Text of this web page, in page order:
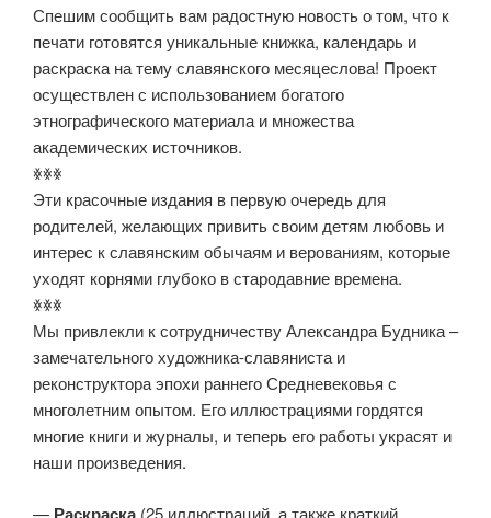
Спешим сообщить вам радостную новость о том, что к
печати готовятся уникальные книжка, календарь и
раскраска на тему славянского месяцеслова! Проект
осуществлен с использованием богатого
этнографического материала и множества
академических источников.
ꏍꏍꏍ
Эти красочные издания в первую очередь для
родителей, желающих привить своим детям любовь и
интерес к славянским обычаям и верованиям, которые
уходят корнями глубоко в стародавние времена.
ꏍꏍꏍ
Мы привлекли к сотрудничеству Александра Будника –
замечательного художника-славяниста и
реконструктора эпохи раннего Средневековья с
многолетним опытом. Его иллюстрациями гордятся
многие книги и журналы, и теперь его работы украсят и
наши произведения.
—
(25 иллюстраций, а также краткий